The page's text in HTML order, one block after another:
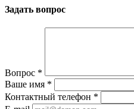
Задать вопрос
Вопрос *
Ваше имя *
Контактный телефон *